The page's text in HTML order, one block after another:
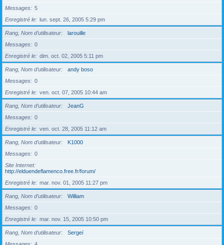
Messages
5
Enregistré le
lun. sept. 26, 2005 5:29 pm
Rang, Nom d’utilisateur
larouille
Messages
0
Enregistré le
dim. oct. 02, 2005 5:11 pm
Rang, Nom d’utilisateur
andy boso
Messages
0
Enregistré le
ven. oct. 07, 2005 10:44 am
Rang, Nom d’utilisateur
JeanG
Messages
0
Enregistré le
ven. oct. 28, 2005 11:12 am
Rang, Nom d’utilisateur
K1000
Messages
0
Site Internet
http://elduendeflamenco.free.fr/forum/
Enregistré le
mar. nov. 01, 2005 11:27 pm
Rang, Nom d’utilisateur
William
Messages
0
Enregistré le
mar. nov. 15, 2005 10:50 pm
Rang, Nom d’utilisateur
Sergeï